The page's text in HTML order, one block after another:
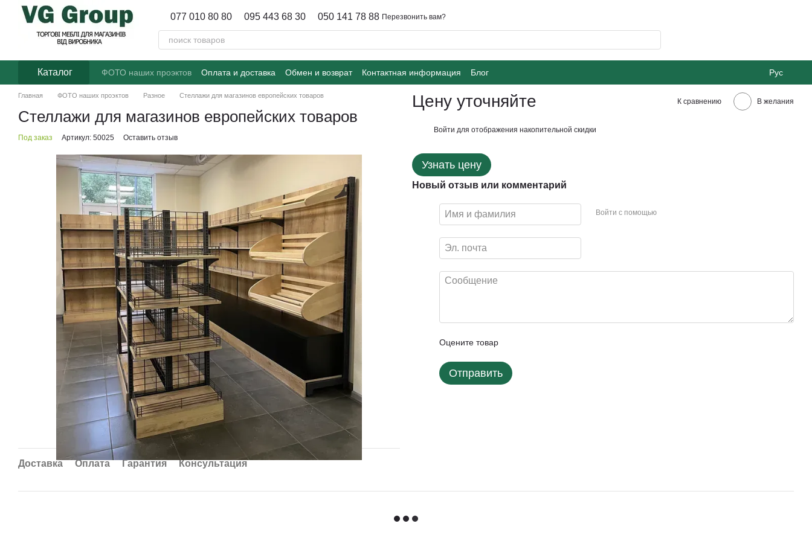
Перейти к основному контенту
077 010 80 80 095 443 68 30 050 141 78 88 Перезвонить вам?
Каталог ФОТО наших проэктов Оплата и доставка Обмен и возврат Контактная информация Блог Рус
Главная ФОТО наших проэктов Разное Стеллажи для магазинов европейских товаров
Стеллажи для магазинов европейских товаров
Под заказ Артикул: 50025 Оставить отзыв
Доставка Оплата Гарантия Консультация
Цену уточняйте К сравнению В желания
Войти для отображения накопительной скидки
Узнать цену
Новый отзыв или комментарий
Войти с помощью
Оцените товар
Отправить